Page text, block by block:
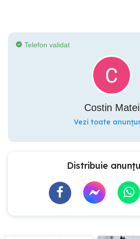
Telefon validat
Costin Matei
Vezi toate
Distribuie